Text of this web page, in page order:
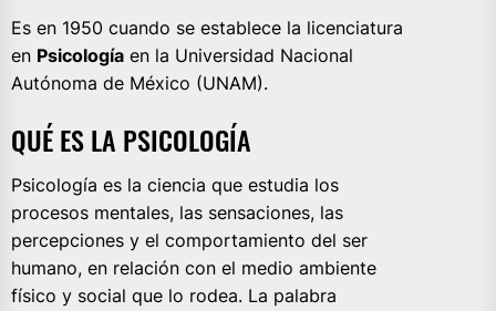
Es en 1950 cuando se establece la licenciatura
en Psicología en la Universidad Nacional
Autónoma de México (UNAM).
QUÉ ES LA PSICOLOGÍA
Psicología es la ciencia que estudia los
procesos mentales, las sensaciones, las
percepciones y el comportamiento del ser
humano, en relación con el medio ambiente
físico y social que lo rodea. La palabra